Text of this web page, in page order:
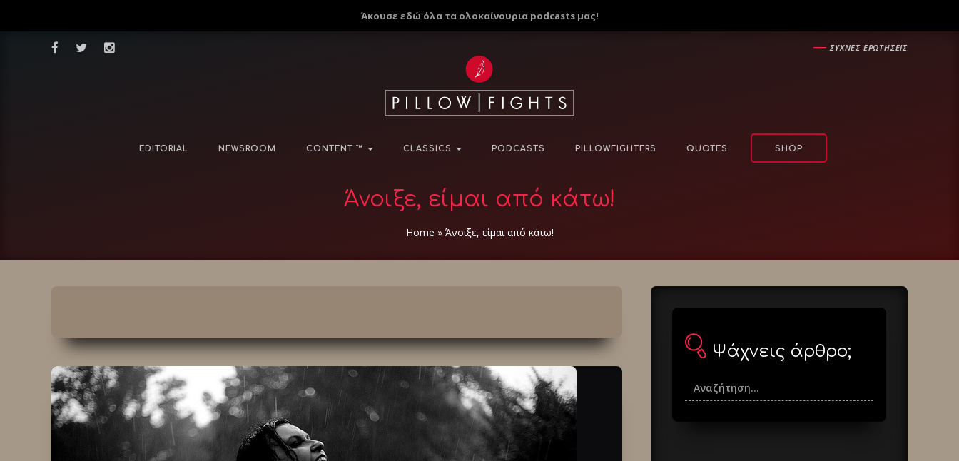
Άκουσε εδώ όλα τα ολοκαίνουρια podcasts μας!
―ΣΥΧΝΕΣ ΕΡΩΤΗΣΕΙΣ
EDITORIAL NEWSROOM CONTENT ™ CLASSICS PODCASTS PILLOWFIGHTERS QUOTES SHOP
Άνοιξε, είμαι από κάτω!
Home » Άνοιξε, είμαι από κάτω!
Ψάχνεις άρθρο;